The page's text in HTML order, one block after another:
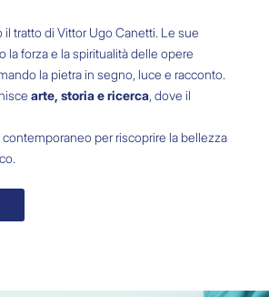
il tratto di Vittor Ugo Canetti. Le sue
la forza e la spiritualità delle opere
la pietra in segno, luce e racconto.
arte, storia e ricerca, dove il
per riscoprire la bellezza